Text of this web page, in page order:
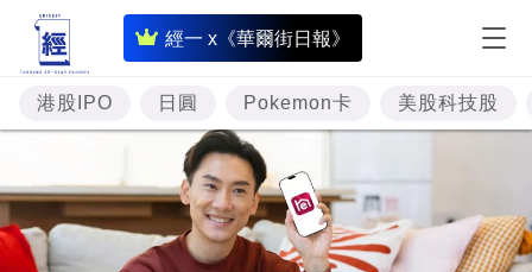
經一 x《華爾街日報》
即
時
財
經
題
投
港股IPO 日圓 Pokemon卡 美股科技股